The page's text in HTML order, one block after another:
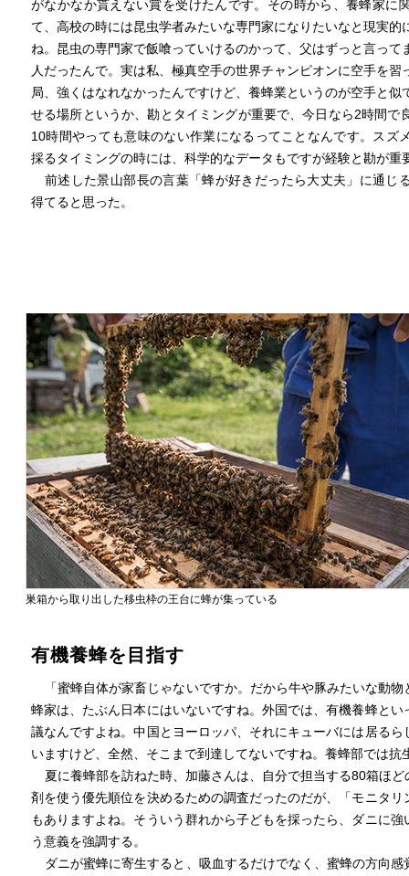
がなかなか貰えない賞を受けたんです。その時から、養蜂家に
て、高校の時には昆虫学者みたいな専門家になりたいなと現実的
ね。昆虫の専門家で飯喰っていけるのかって、父はずっと言って
人だったんで。実は私、極真空手の世界チャンピオンに空手を習
局、強くはなれなかったんですけど、養蜂業というのが空手と似
せる場所というか、勘とタイミングが重要で、今日なら2時間で
10時間やっても意味のない作業になるってことなんです。スズ
採るタイミングの時には、科学的なデータもですが経験と勘が重
前述した景山部長の言葉「蜂が好きだったら大丈夫」に通じ
得てると思った。
巣箱から取り出した移虫枠の王台に蜂が集っている
有機養蜂を目指す
「蜜蜂自体が家畜じゃないですか。だから牛や豚みたいな動
蜂家は、たぶん日本にはいないですね。外国では、有機養蜂と
議なんですよね。中国とヨーロッパ、それにキューバには居る
いますけど、全然、そこまで到達してないですね。養蜂部では
夏に養蜂部を訪ねた時、加藤さんは、自分で担当する80箱ほ
剤を使う優先順位を決めるための調査だったのだが、「モニタ
もありますよね。そういう群れから子どもを採ったら、ダニに
う意義を強調する。
ダニが蜜蜂に寄生すると、吸血するだけでなく、蜜蜂の方向